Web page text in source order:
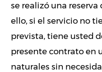
se realizó una
ello, si el servicio no
prevista, tiene usted
presente contrato en
naturales sin